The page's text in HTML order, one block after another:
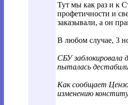
Тут мы как раз и к
профетичности и
заказывали, а он
В любом случае, 3
СБУ заблокировала
пыталась
Как сообщает
изменению